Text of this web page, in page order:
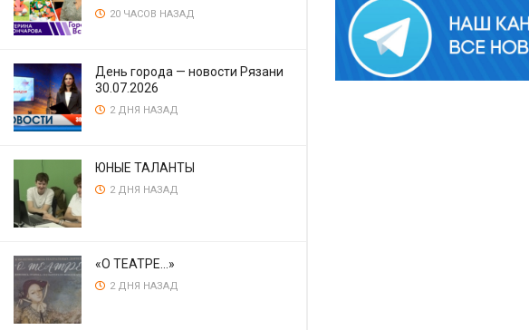
20 ЧАСОВ НАЗАД
День города — новости Рязани
30.07.2026
2 ДНЯ НАЗАД
ЮНЫЕ ТАЛАНТЫ
2 ДНЯ НАЗАД
«О ТЕАТРЕ…»
2 ДНЯ НАЗАД